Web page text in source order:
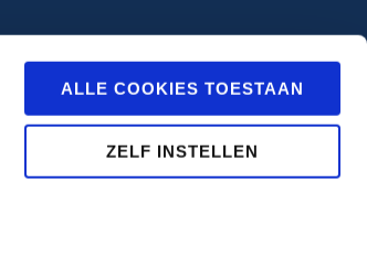
ALLE COOKIES TOESTAAN
ZELF INSTELLEN